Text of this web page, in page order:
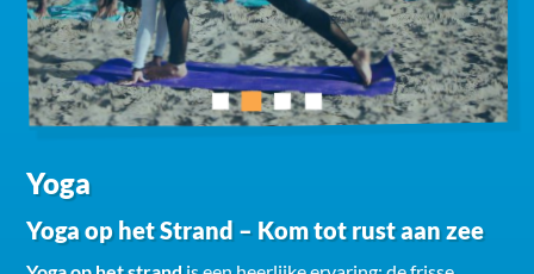
Yoga
Yoga op het Strand – Kom tot rust aan zee